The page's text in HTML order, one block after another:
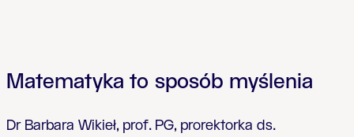
Matematyka to sposób myślenia
Dr Barbara Wikieł, prof. PG, prorektorka ds.